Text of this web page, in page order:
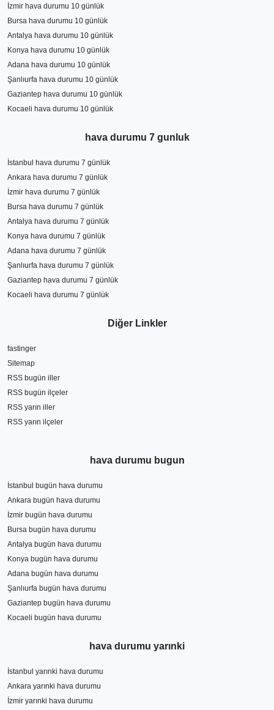
olabilir.
İzmir hava durumu 10 günlük
Bursa hava durumu 10 günlük
Antalya hava durumu 10 günlük
Konya hava durumu 10 günlük
Adana hava durumu 10 günlük
Şanlıurfa hava durumu 10 günlük
Gaziantep hava durumu 10 günlük
Kocaeli hava durumu 10 günlük
hava durumu 7 gunluk
İstanbul hava durumu 7 günlük
Ankara hava durumu 7 günlük
İzmir hava durumu 7 günlük
Bursa hava durumu 7 günlük
Antalya hava durumu 7 günlük
Konya hava durumu 7 günlük
Adana hava durumu 7 günlük
Şanlıurfa hava durumu 7 günlük
Gaziantep hava durumu 7 günlük
Kocaeli hava durumu 7 günlük
Diğer Linkler
fastinger
Sitemap
RSS bugün iller
RSS bugün ilçeler
RSS yarın iller
RSS yarın ilçeler
hava durumu bugun
İstanbul bugün hava durumu
Ankara bugün hava durumu
İzmir bugün hava durumu
Bursa bugün hava durumu
Antalya bugün hava durumu
Konya bugün hava durumu
Adana bugün hava durumu
Şanlıurfa bugün hava durumu
Gaziantep bugün hava durumu
Kocaeli bugün hava durumu
hava durumu yarınki
İstanbul yarınki hava durumu
Ankara yarınki hava durumu
İzmir yarınki hava durumu